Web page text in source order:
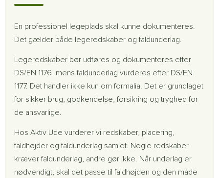
En professionel legeplads skal kunne dokumenteres.
Det gælder både legeredskaber og faldunderlag.
Legeredskaber bør udføres og dokumenteres efter
DS/EN 1176, mens faldunderlag vurderes efter DS/EN
1177. Det handler ikke kun om formalia. Det er grundlaget
for sikker brug, godkendelse, forsikring og tryghed for
de ansvarlige.
Hos Aktiv Ude vurderer vi redskaber, placering,
faldhøjder og faldunderlag samlet. Nogle redskaber
kræver faldunderlag, andre gør ikke. Når underlag er
nødvendigt, skal det passe til faldhøjden og den måde